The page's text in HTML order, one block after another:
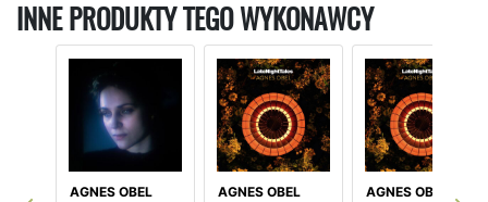
INNE PRODUKTY TEGO WYKONAWCY
AGNES OBEL
AGNES OBEL
AGNES OBEL